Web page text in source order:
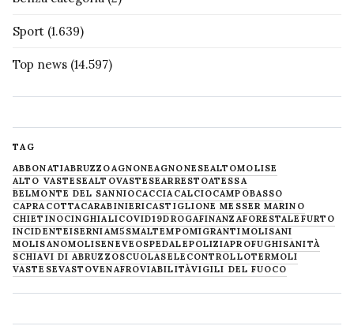
Sport (1.639)
Top news (14.597)
TAG
ABBONATIABRUZZOAGNONEAGNONESEALTOMOLISE
ALTO VASTESEALTOVASTESEARRESTOATESSA
BELMONTE DEL SANNIOCACCIACALCIOCAMPOBASSO
CAPRACOTTACARABINIERICASTIGLIONE MESSER MARINO
CHIETINOCINGHIALICOVID19DROGAFINANZAFORESTALE FURTO
INCIDENTEISERNIAM5SMALTEMPOMIGRANTIMOLISANI
MOLISANOMOLISENEVE OSPEDALEPOLIZIAPROFUGHISANITÀ
SCHIAVI DI ABRUZZOSCUOLASELECONTROLLOTERMOLI
VASTESEVASTOVENAFROVIABILITÀVIGILI DEL FUOCO